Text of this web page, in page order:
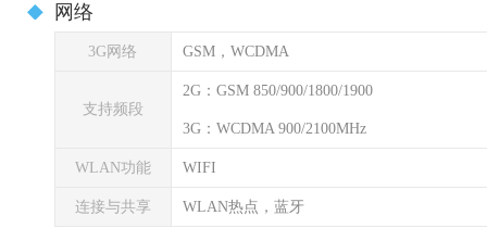
网络
3G网络 GSM，WCDMA
支持频段
2G：GSM 850/900/1800/1900
3G：WCDMA 900/2100MHz
WLAN功能 WIFI
连接与共享 WLAN热点，蓝牙